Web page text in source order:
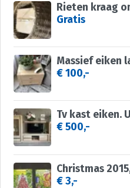
Gratis
Massief eiken
€ 100,-
€ 500,-
Christmas
€ 3,-